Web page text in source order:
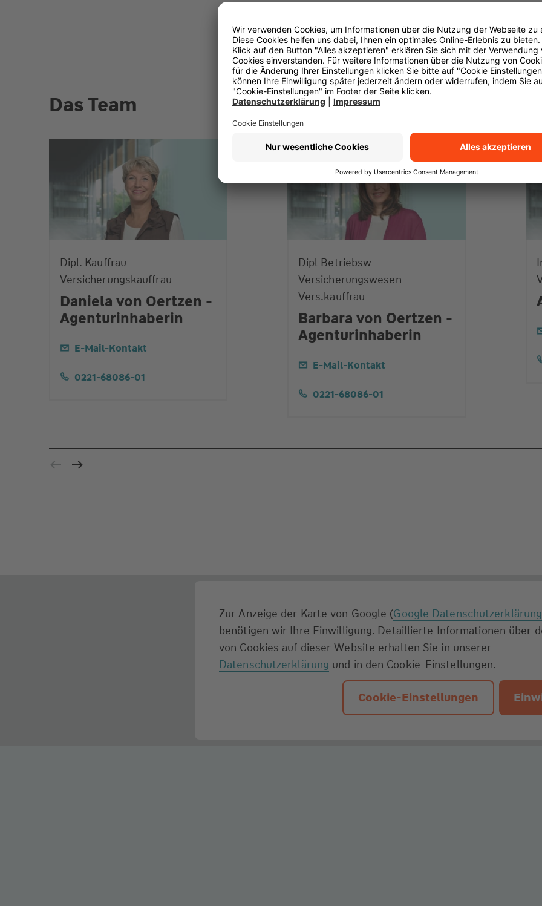
Das Team
Dipl. Kauffrau -
Versicherungskauffrau
Daniela von Oertzen -
Agenturinhaberin
E-Mail-Kontakt
0221-68086-01
Dipl Betriebsw
Versicherungswesen -
Vers.kauffrau
Barbara von Oertzen -
Agenturinhaberin
E-Mail-Kontakt
0221-68086-01
Zur Anzeige der Karte von Google (Google Datenschutzerklärung
benötigen wir Ihre Einwilligung. Detaillierte Informationen über
von Cookies auf dieser Website erhalten Sie in unserer
Datenschutzerklärung und in den Cookie-Einstellungen.
Cookie-Einstellungen